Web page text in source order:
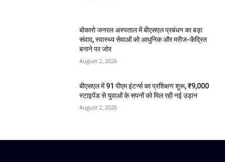
बोकारो जनरल अस्पताल में बीएसएल प्रबंधन का बड़ा
संवाद, स्वास्थ्य सेवाओं को आधुनिक और मरीज-केंद्रित
बनाने पर जोर
August 2, 2026
बीएसएल में 91 पीएम इंटर्न्स का प्रशिक्षण शुरू, ₹9,000
स्टाइपेंड से युवाओं के सपनों को मिल रही नई उड़ान
August 2, 2026